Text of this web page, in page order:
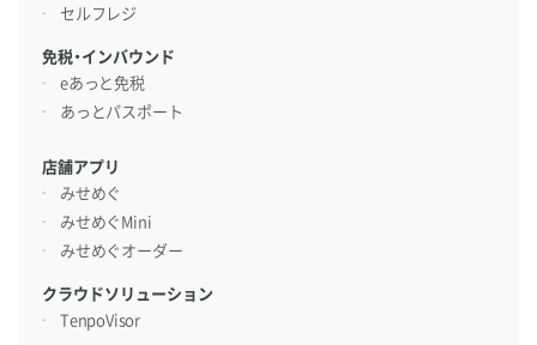
セルフレジ
免税・インバウンド
eあっと免税
あっとパスポート
店舗アプリ
みせめぐ
みせめぐMini
みせめぐオーダー
クラウドソリューション
TenpoVisor